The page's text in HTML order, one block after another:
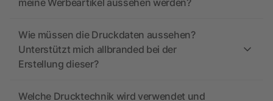
meine Werbeartikel aussehen werden?
Wie müssen die Druckdaten aussehen?
Unterstützt mich allbranded bei der
Erstellung dieser?
Welche Drucktechnik wird verwendet und